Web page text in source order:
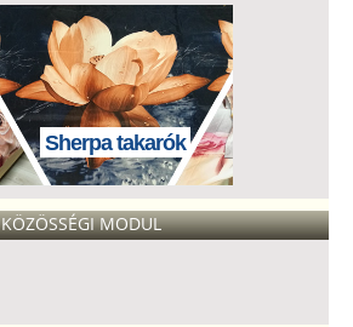
Sherpa takarók
KÖZÖSSÉGI MODUL